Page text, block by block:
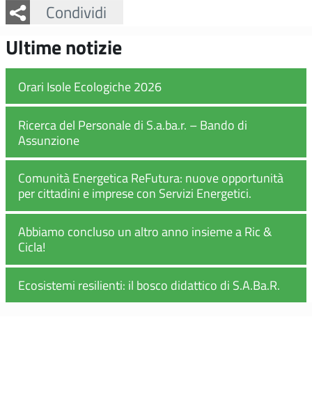
Condividi
Facebook
Twitter
Whatsapp
Ultime notizie
Orari Isole Ecologiche 2026
Ricerca del Personale di S.a.ba.r. – Bando di
Assunzione
Comunità Energetica ReFutura: nuove opportunità
per cittadini e imprese con Servizi Energetici.
Abbiamo concluso un altro anno insieme a Ric &
Cicla!
Ecosistemi resilienti: il bosco didattico di S.A.Ba.R.